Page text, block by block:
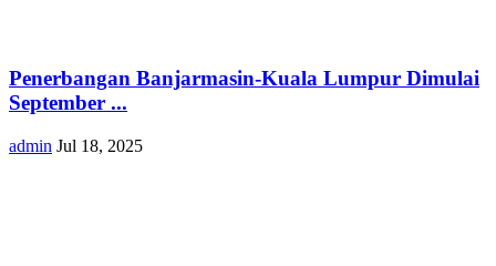
Penerbangan Banjarmasin-Kuala Lumpur Dimulai
September ...
admin Jul 18, 2025